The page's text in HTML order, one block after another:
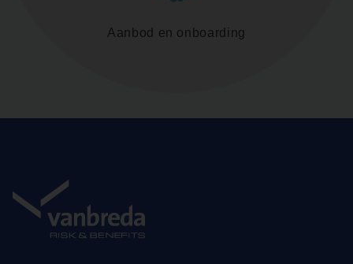
Aanbod en onboarding